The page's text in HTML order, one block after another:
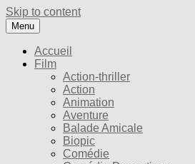
Skip to content
Menu
Accueil
Film
Action-thriller
Action
Animation
Aventure
Balade Amicale
Biopic
Comédie